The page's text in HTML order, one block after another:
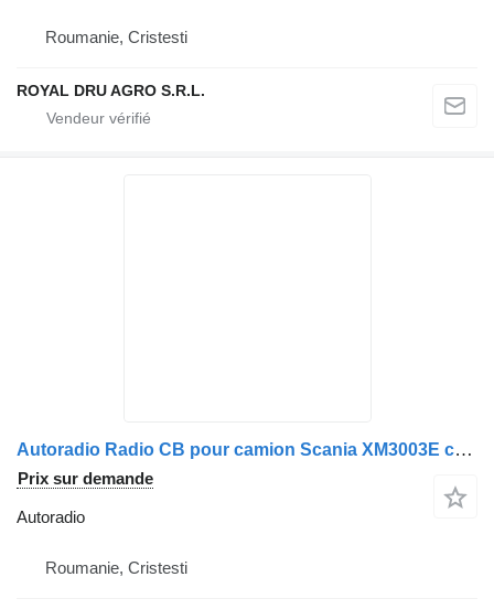
Roumanie, Cristesti
ROYAL DRU AGRO S.R.L.
Autoradio Radio CB pour camion Scania XM3003E cu Microfon
Prix sur demande
Autoradio
Roumanie, Cristesti